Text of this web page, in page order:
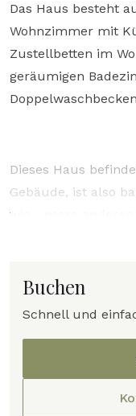
Das Haus besteht
Wohnzimmer mit
Zustellbetten im
geräumigen
Dieses Haus
Gebäude, ist also
wie unsere
Ihres Hauses. Der
REKLAMATIONEN
Sie dieses Haus
Buchen
Schnell und